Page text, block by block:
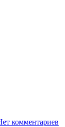
комментариев